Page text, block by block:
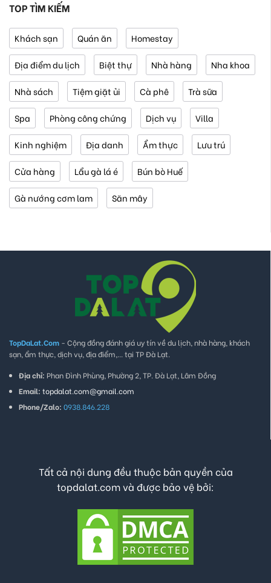
TOP TÌM KIẾM
Khách sạn Quán ăn Homestay
Địa điểm du lịch Biệt thự Nhà hàng Nha khoa
Nhà sách Tiệm giặt ủi Cà phê Trà sữa
Spa Phòng công chứng Dịch vụ Villa
Kinh nghiệm Địa danh Ẩm thực Lưu trú
Cửa hàng Lẩu gà lá é Bún bò Huế
Gà nướng cơm lam Săn mây
TopDaLat.Com - Cộng đồng đánh giá uy tín về du lịch, nhà hàng, khách
sạn, ẩm thực, dịch vụ, địa điểm,... tại TP Đà Lạt.
Địa chỉ: Phan Đình Phùng, Phường 2, TP. Đà Lạt, Lâm Đồng
Email: topdalat.com@gmail.com
Phone/Zalo: 0938.846.228
Tất cả nội dung đều thuộc bản quyền của
topdalat.com và được bảo vệ bởi: